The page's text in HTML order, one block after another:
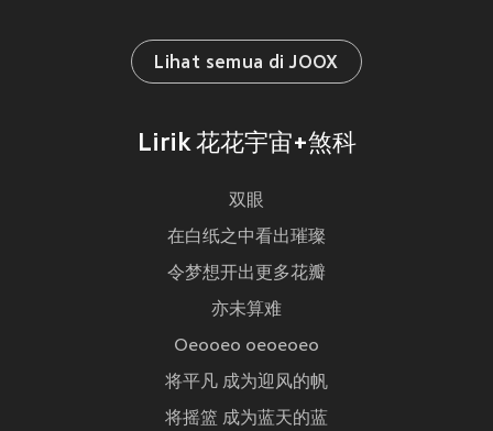
Lihat semua di JOOX
Lirik 花花宇宙+煞科
双眼
在白纸之中看出璀璨
令梦想开出更多花瓣
亦未算难
Oeooeo oeoeoeo
将平凡 成为迎风的帆
将摇篮 成为蓝天的蓝